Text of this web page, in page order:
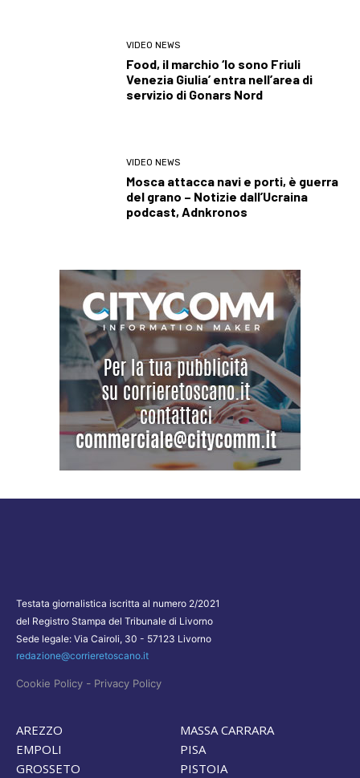
VIDEO NEWS
Food, il marchio ‘Io sono Friuli
Venezia Giulia’ entra nell’area di
servizio di Gonars Nord
VIDEO NEWS
Mosca attacca navi e porti, è guerra
del grano – Notizie dall’Ucraina
podcast, Adnkronos
Testata giornalistica iscritta al numero 2/2021
del Registro Stampa del Tribunale di Livorno
Sede legale: Via Cairoli, 30 - 57123 Livorno
redazione@corrieretoscano.it
Cookie Policy - Privacy Policy
AREZZO
EMPOLI
GROSSETO
MASSA CARRARA
PISA
PISTOIA